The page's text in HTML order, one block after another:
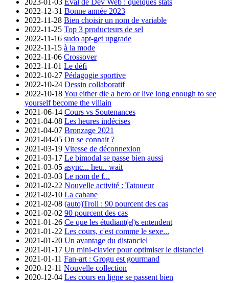
2022-12-31 Bonne année 2023
2022-11-28 Bien choisir un nom de variable
2022-11-25 Top 3 producteurs de sel
2022-11-16 sudo apt-get upgrade
2022-11-15 à la mode
2022-11-06 Crossover
2022-11-01 Le défi
2022-10-27 Pédagogie sportive
2022-10-24 Dessin collaboratif
2022-10-18You either die a hero or live long enough to see
yourself become the villain
2021-06-14 Cours vs Soutenances
2021-04-08 Les heures indécises
2021-04-07 Bronzage 2021
2021-04-05 On se connait ?
2021-03-19 Vitesse de déconnexion
2021-03-17 Le bimodal se passe bien aussi
2021-03-05 async... heu.. wait
2021-03-03 Le nom de f...
2021-02-22 Nouvelle activité : Tatoueur
2021-02-10 La cabane
2021-02-08 (auto)Troll : 90 pourcent des cas
2021-02-02 90 pourcent des cas
2021-01-26 Ce que les étudiant(e|)s entendent
2021-01-22 Les cours, c'est comme le sexe...
2021-01-20 Un avantage du distanciel
2021-01-17 Un mini-clavier pour optimiser le distanciel
2021-01-11 Fan-art : Grogu est gourmand
2020-12-11 Nouvelle collection
2020-12-04 Les cours en ligne se passent bien